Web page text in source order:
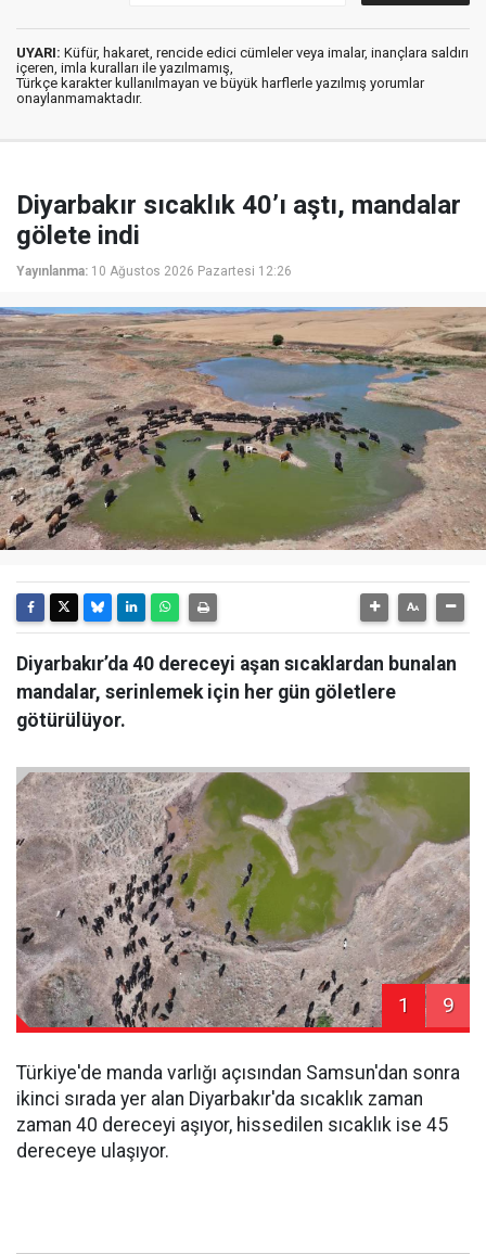
UYARI: Küfür, hakaret, rencide edici cümleler veya imalar, inançlara saldırı
içeren, imla kuralları ile yazılmamış,
Türkçe karakter kullanılmayan ve büyük harflerle yazılmış yorumlar
onaylanmamaktadır.
Diyarbakır sıcaklık 40’ı aştı, mandalar
gölete indi
Yayınlanma: 10 Ağustos 2026 Pazartesi 12:26
Diyarbakır’da 40 dereceyi aşan sıcaklardan bunalan
mandalar, serinlemek için her gün göletlere
götürülüyor.
1 9
Türkiye'de manda varlığı açısından Samsun'dan sonra
ikinci sırada yer alan Diyarbakır'da sıcaklık zaman
zaman 40 dereceyi aşıyor, hissedilen sıcaklık ise 45
dereceye ulaşıyor.